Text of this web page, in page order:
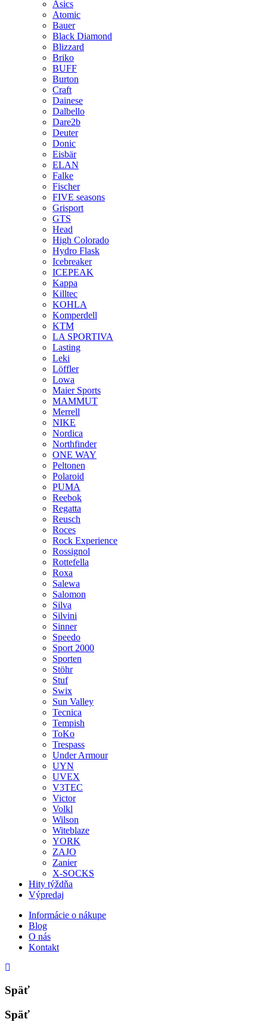
Asics
Atomic
Bauer
Black Diamond
Blizzard
Briko
BUFF
Burton
Craft
Dainese
Dalbello
Dare2b
Deuter
Donic
Eisbär
ELAN
Falke
Fischer
FIVE seasons
Grisport
GTS
Head
High Colorado
Hydro Flask
Icebreaker
ICEPEAK
Kappa
Killtec
KOHLA
Komperdell
KTM
LA SPORTIVA
Lasting
Leki
Löffler
Lowa
Maier Sports
MAMMUT
Merrell
NIKE
Nordica
Northfinder
ONE WAY
Peltonen
Polaroid
PUMA
Reebok
Regatta
Reusch
Roces
Rock Experience
Rossignol
Rottefella
Roxa
Salewa
Salomon
Silva
Silvini
Sinner
Speedo
Sport 2000
Sporten
Stöhr
Stuf
Swix
Sun Valley
Tecnica
Tempish
ToKo
Trespass
Under Armour
UYN
UVEX
V3TEC
Victor
Volkl
Wilson
Witeblaze
YORK
ZAJO
Zanier
X-SOCKS
Hity týždňa
Výpredaj
Informácie o nákupe
Blog
O nás
Kontakt
Späť
Späť